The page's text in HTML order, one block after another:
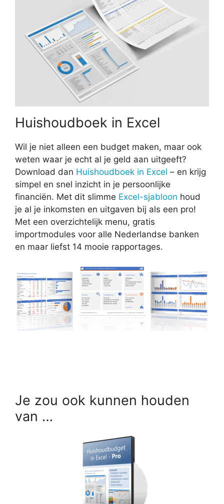
Huishoudboek in Excel
Wil je niet alleen een budget maken, maar ook
weten waar je echt al je geld aan uitgeeft?
Download dan Huishoudboek in Excel – en krijg
simpel en snel inzicht in je persoonlijke
financiën. Met dit slimme Excel-sjabloon houd
je al je inkomsten en uitgaven bij als een pro!
Met een overzichtelijk menu, gratis
importmodules voor alle Nederlandse banken
en maar liefst 14 mooie rapportages.
Je zou ook kunnen houden
van …